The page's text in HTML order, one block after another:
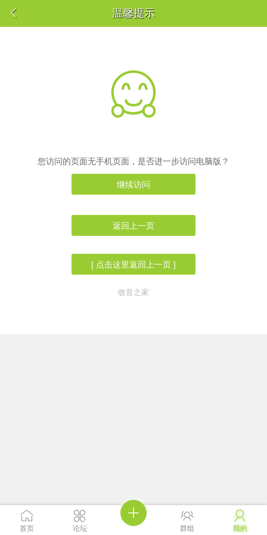

首页

论坛
 
群组

我的
 温馨提示

您访问的页面无手机页面，是否进一步访问电脑版？
继续访问
返回上一页
[ 点击这里返回上一页 ]
收音之家